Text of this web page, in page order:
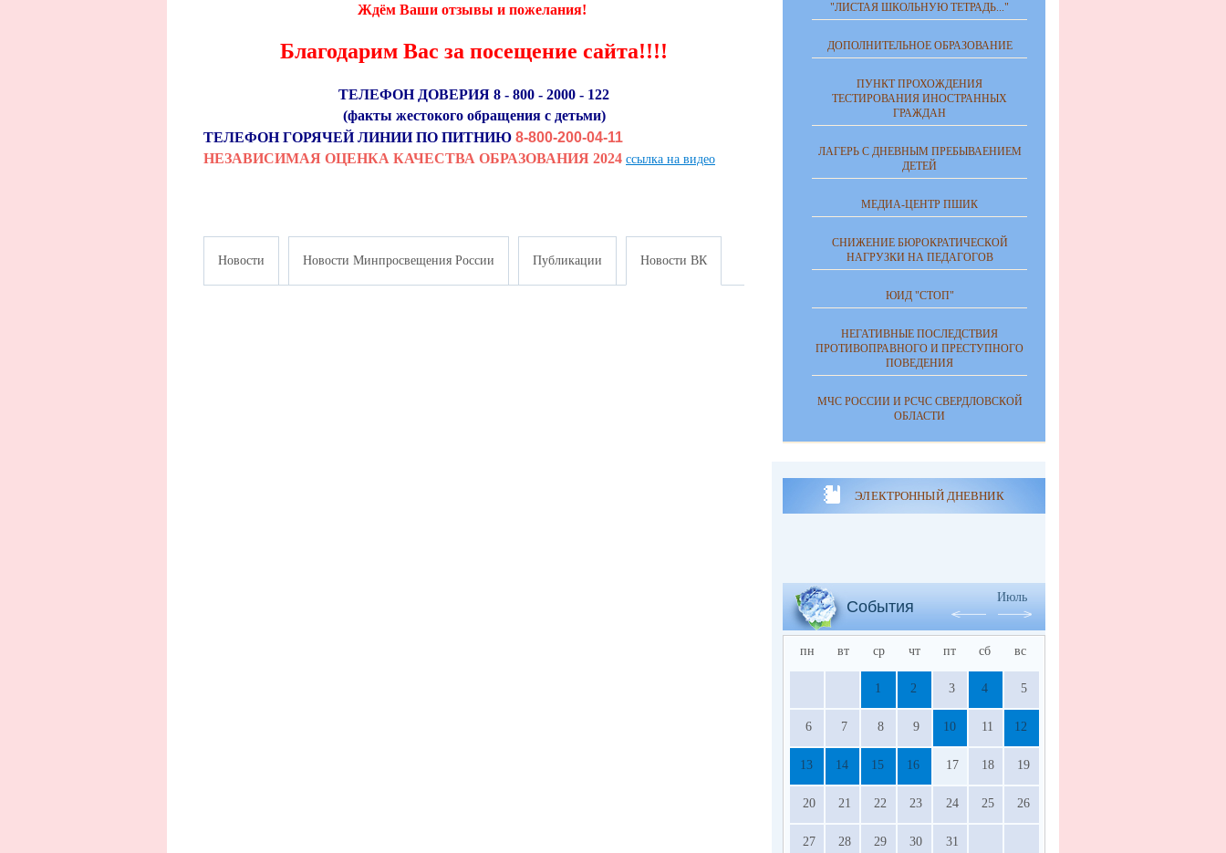
Ждём Ваши отзывы и пожелания!
Благодарим Вас за посещение сайта!!!!
ТЕЛЕФОН ДОВЕРИЯ 8 - 800 - 2000 - 122
(факты жестокого обращения с детьми)
ТЕЛЕФОН ГОРЯЧЕЙ ЛИНИИ ПО ПИТНИЮ 8-800-200-04-11
НЕЗАВИСИМАЯ ОЦЕНКА КАЧЕСТВА ОБРАЗОВАНИЯ 2024 ссылка на видео
Новости Новости Минпросвещения России Публикации Новости ВК
"ЛИСТАЯ ШКОЛЬНУЮ ТЕТРАДЬ..."
ДОПОЛНИТЕЛЬНОЕ ОБРАЗОВАНИЕ
ПУНКТ ПРОХОЖДЕНИЯ
ТЕСТИРОВАНИЯ ИНОСТРАННЫХ
ГРАЖДАН
ЛАГЕРЬ С ДНЕВНЫМ ПРЕБЫВАЕНИЕМ
ДЕТЕЙ
МЕДИА-ЦЕНТР ПШИК
СНИЖЕНИЕ БЮРОКРАТИЧЕСКОЙ
НАГРУЗКИ НА ПЕДАГОГОВ
ЮИД "СТОП"
НЕГАТИВНЫЕ ПОСЛЕДСТВИЯ
ПРОТИВОПРАВНОГО И ПРЕСТУПНОГО
ПОВЕДЕНИЯ
МЧС РОССИИ И РСЧС СВЕРДЛОВСКОЙ
ОБЛАСТИ
ЭЛЕКТРОННЫЙ ДНЕВНИК
События
Июль
пн вт ср чт пт сб вс
1 2 3 4 5
6 7 8 9 10 11 12
13 14 15 16 17 18 19
20 21 22 23 24 25 26
27 28 29 30 31